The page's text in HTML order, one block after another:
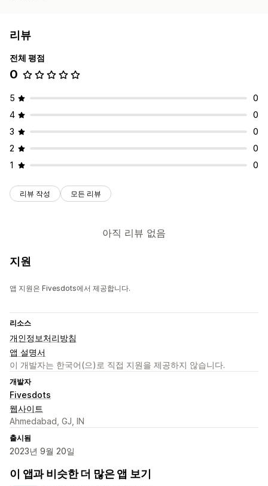
리뷰
전체 평점
0
5
0
4
0
3
0
2
0
1
0
리뷰 작성 모든 리뷰
아직 리뷰 없음
지원
앱 지원은 Fivesdots에서 제공합니다.
리소스
개인정보처리방침
앱 설명서
이 개발자는 한국어(으)로 직접 지원을 제공하지 않습니다.
개발자
Fivesdots
웹사이트
Ahmedabad, GJ, IN
출시됨
2023년 9월 20일
이 앱과 비슷한 더 많은 앱 보기